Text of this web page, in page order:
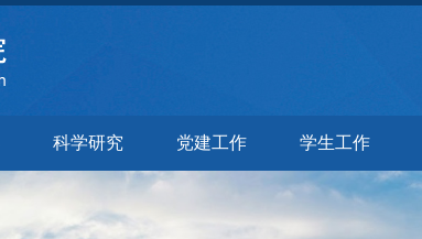
科学研究 党建工作 学生工作